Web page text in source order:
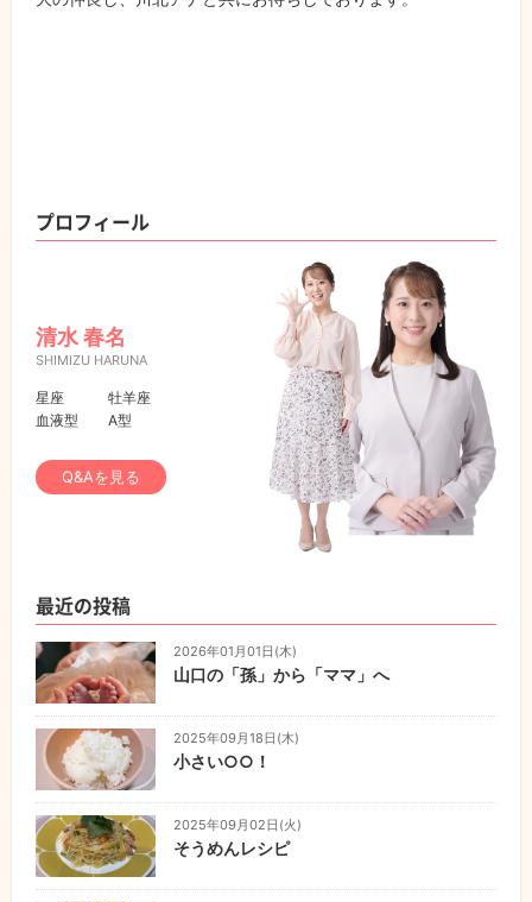
プロフィール
清水 春名
SHIMIZU HARUNA
星座
牡羊座
血液型
A型
Q&Aを見る
最近の投稿
2026年01月01日(木)
山口の「孫」から「ママ」へ
2025年09月18日(木)
小さい○○！
2025年09月02日(火)
そうめんレシピ